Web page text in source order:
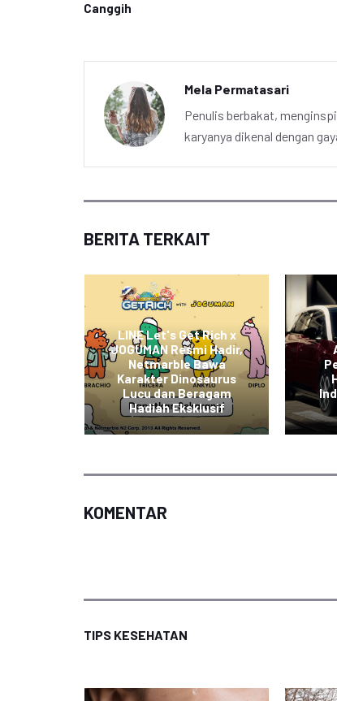
Canggih
Mela Permatasari
Penulis berbakat,
karyanya dikenal dengan
BERITA TERKAIT
LINE Let's Get Rich x
JOGUMAN Resmi Hadir,
Netmarble Bawa
Karakter Dinosaurus
Lucu dan Beragam
Hadiah Eksklusif
KOMENTAR
TIPS KESEHATAN